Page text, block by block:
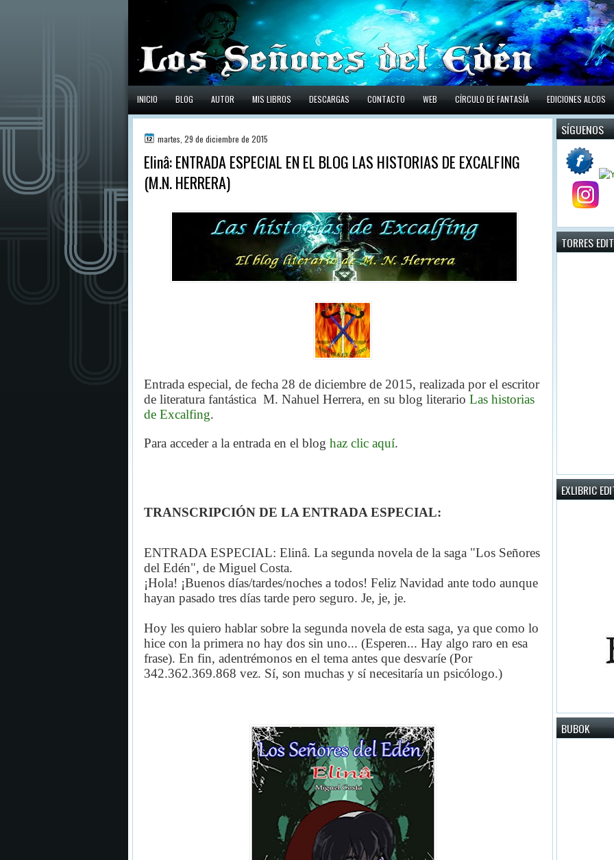
INICIO BLOG AUTOR MIS LIBROS DESCARGAS CONTACTO WEB CÍRCULO DE FANTASÍA EDICIONES ALCOS
martes, 29 de diciembre de 2015
Elinâ: ENTRADA ESPECIAL EN EL BLOG LAS HISTORIAS DE EXCALFING
(M.N. HERRERA)
Entrada especial, de fecha 28 de diciembre de 2015, realizada por el escritor
de literatura fantástica M. Nahuel Herrera, en su blog literario Las historias
de Excalfing.
Para acceder a la entrada en el blog haz clic aquí.
TRANSCRIPCIÓN DE LA ENTRADA ESPECIAL:
ENTRADA ESPECIAL: Elinâ. La segunda novela de la saga "Los Señores
del Edén", de Miguel Costa.
¡Hola! ¡Buenos días/tardes/noches a todos! Feliz Navidad ante todo aunque
hayan pasado tres días tarde pero seguro. Je, je, je.
Hoy les quiero hablar sobre la segunda novela de esta saga, ya que como lo
hice con la primera no hay dos sin uno... (Esperen... Hay algo raro en esa
frase). En fin, adentrémonos en el tema antes que desvaríe (Por
342.362.369.868 vez. Sí, son muchas y sí necesitaría un psicólogo.)
SÍGUENOS
TORRES
EXLIBRIC
BUBOK